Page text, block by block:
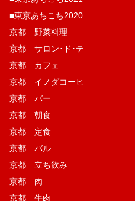
■東京あちこち2020
京都 野菜料理
京都 サロン･ド･テ
京都 カフェ
京都 イノダコーヒ
京都 バー
京都 朝食
京都 定食
京都 バル
京都 立ち飲み
京都 肉
京都 牛肉